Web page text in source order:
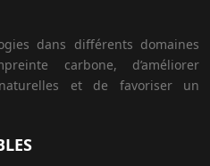
dans différents domaines
carbone, d’améliorer
naturelles et de favoriser un